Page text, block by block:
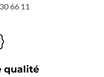
66 11
qualité